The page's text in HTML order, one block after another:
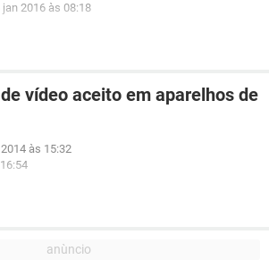
jan 2016 às 08:18
vídeo aceito em aparelhos de
às 15:32